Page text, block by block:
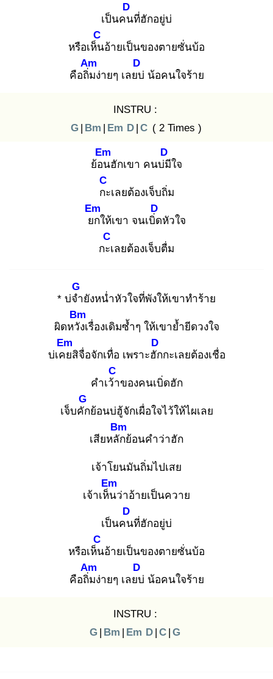
เป็นคน
D
ที่ฮักอยู่บ่
หรือเห็น
C
อ้ายเป็นของตายซั่นบ้อ
คือถิ่ม
Am
ง่ายๆ เลยบ่
D
น้อคนใจร้าย
INSTRU :
G | Bm | Em D | C ( 2 Times )
ย้อน
Em
ฮักเขา คนบ่มี
D
ใจ
กะ
C
เลยต้องเจ็บถิ่ม
ยก
Em
ให้เขา จนเบิ่ด
D
หัวใจ
กะเ
C
ลยต้องเจ็บตื่ม
* บ่จำ
G
ยังหน่ำหัวใจที่พังให้เขาทำร้าย
ผิดหวัง
Bm
เรื่องเดิมซ้ำๆ ให้เขาย้ำยีดวงใจ
บ่เคย
Em
สิจื่อจักเทื่อ เพราะฮัก
D
กะเลยต้องเชื่อ
คำเว้า
C
ของคนเบิ่ดฮัก
เจ็บคัก
G
ย้อนบ่ฮู้จักเผื่อใจไว้ให้ไผเลย
เสียหลัก
Bm
ย้อนคำว่าฮัก
เจ้าโยนมันถิ่มไปเสย
เจ้าเห็น
Em
ว่าอ้ายเป็นควาย
เป็นคน
D
ที่ฮักอยู่บ่
หรือเห็น
C
อ้ายเป็นของตายซั่นบ้อ
คือถิ่ม
Am
ง่ายๆ เลยบ่
D
น้อคนใจร้าย
INSTRU :
G | Bm | Em D | C | G